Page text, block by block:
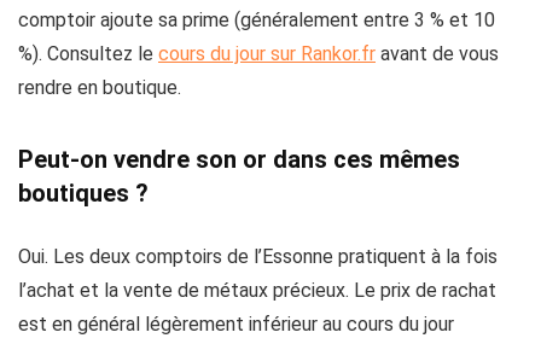
comptoir ajoute sa prime (généralement entre 3 % et 10
%). Consultez le cours du jour sur Rankor.fr avant de vous
rendre en boutique.
Peut-on vendre son or dans ces mêmes
boutiques ?
Oui. Les deux comptoirs de l’Essonne pratiquent à la fois
l’achat et la vente de métaux précieux. Le prix de rachat
est en général légèrement inférieur au cours du jour